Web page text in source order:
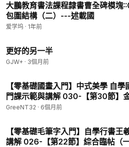
大鵬教育書法課程隸書曹全碑模塊
包圍結構（二）---述載國
爱学坞 · 1年前
更好的另一半
GJW+ · 3個月前
【零基礎國畫入門】中式美學 自
門課示範與講解 030-【第30節】
GreeNT32 · 6個月前
【零基礎毛筆字入門】自學行書王
講解 026-【第22節】綜合臨帖（一